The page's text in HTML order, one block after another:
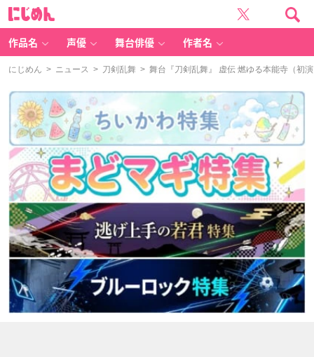
作品名 声優 舞台俳優 作者名
にじめん > ニュース > 刀剣乱舞 > 舞台『刀剣乱舞』 虚伝 燃ゆる本能寺（初